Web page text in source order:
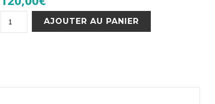
quantité
de
AJOUTER AU PANIER